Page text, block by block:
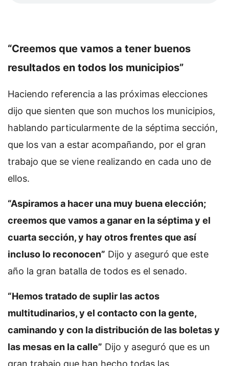
“Creemos que vamos a tener buenos
resultados en todos los municipios”
Haciendo referencia a las próximas elecciones
dijo que sienten que son muchos los municipios,
hablando particularmente de la séptima sección,
que los van a estar acompañando, por el gran
trabajo que se viene realizando en cada uno de
ellos.
“Aspiramos a hacer una muy buena elección;
creemos que vamos a ganar en la séptima y el
cuarta sección, y hay otros frentes que así
incluso lo reconocen” Dijo y aseguró que este
año la gran batalla de todos es el senado.
“Hemos tratado de suplir las actos
multitudinarios, y el contacto con la gente,
caminando y con la distribución de las boletas y
las mesas en la calle” Dijo y aseguró que es un
gran trabajo que han hecho todas las